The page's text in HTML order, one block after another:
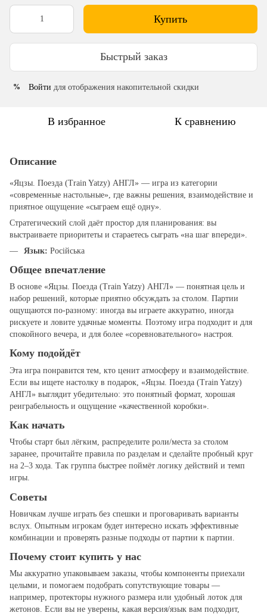
Купить
Быстрый заказ
% Войти для отображения накопительной скидки
В избранное К сравнению
Описание
«Яцзы. Поезда (Train Yatzy) АНГЛ» — игра из категории
«современные настольные», где важны решения, взаимодействие и
приятное ощущение «сыграем ещё одну».
Стратегический слой даёт простор для планирования: вы
выстраиваете приоритеты и стараетесь сыграть «на шаг впереди».
Язык: Російська
Общее впечатление
В основе «Яцзы. Поезда (Train Yatzy) АНГЛ» — понятная цель и
набор решений, которые приятно обсуждать за столом. Партии
ощущаются по‑разному: иногда вы играете аккуратно, иногда
рискуете и ловите удачные моменты. Поэтому игра подходит и для
спокойного вечера, и для более «соревновательного» настроя.
Кому подойдёт
Эта игра понравится тем, кто ценит атмосферу и взаимодействие.
Если вы ищете настолку в подарок, «Яцзы. Поезда (Train Yatzy)
АНГЛ» выглядит убедительно: это понятный формат, хорошая
реиграбельность и ощущение «качественной коробки».
Как начать
Чтобы старт был лёгким, распределите роли/места за столом
заранее, прочитайте правила по разделам и сделайте пробный круг
на 2–3 хода. Так группа быстрее поймёт логику действий и темп
игры.
Советы
Новичкам лучше играть без спешки и проговаривать варианты
вслух. Опытным игрокам будет интересно искать эффективные
комбинации и проверять разные подходы от партии к партии.
Почему стоит купить у нас
Мы аккуратно упаковываем заказы, чтобы компоненты приехали
целыми, и помогаем подобрать сопутствующие товары —
например, протекторы нужного размера или удобный лоток для
жетонов. Если вы не уверены, какая версия/язык вам подходит,